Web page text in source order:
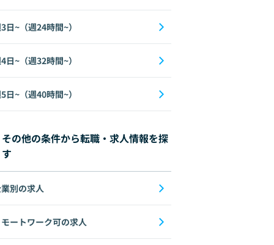
日~（週24時間~）
日~（週32時間~）
日~（週40時間~）
その他の条件から転職・求人情報を探
す
別の求人
モートワーク可の求人